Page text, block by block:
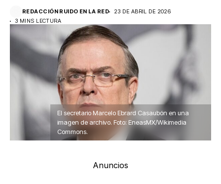
REDACCIÓN RUIDO EN LA RED
23 DE ABRIL DE 2026
3 MINS LECTURA
El secretario Marcelo Ebrard Casaubón en una
imagen de archivo. Foto: EneasMX/Wikimedia
Commons.
Anuncios